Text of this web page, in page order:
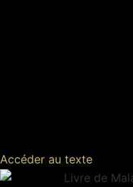
Accéder au texte